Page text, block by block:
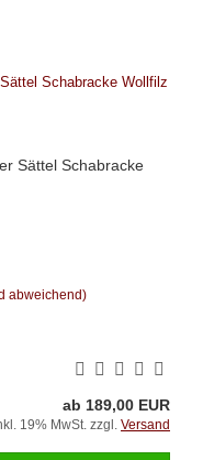
Sättel Schabracke
abweichend)
ab 189,00 EUR
19% MwSt. zzgl. Versand